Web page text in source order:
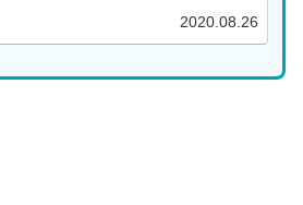
2020.08.26